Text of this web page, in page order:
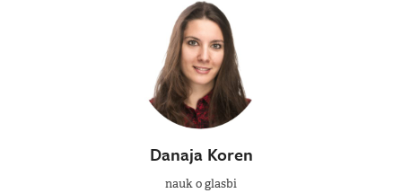
Danaja Koren
nauk o glasbi